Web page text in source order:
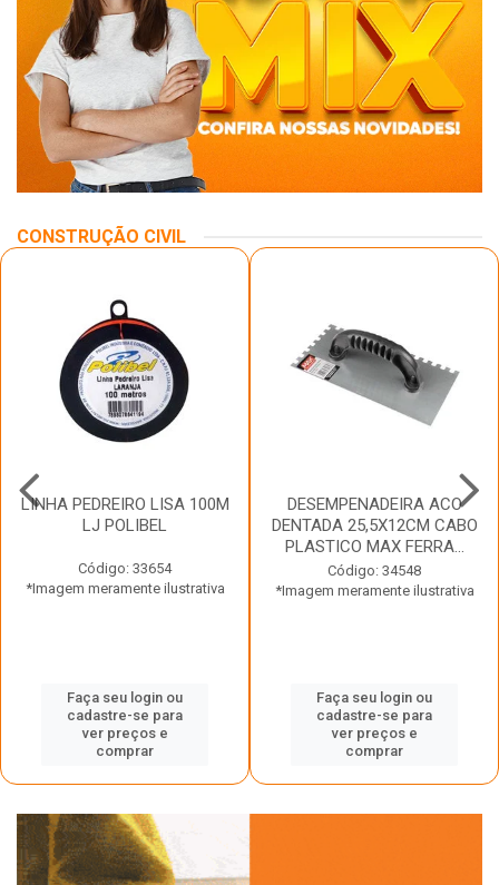
CONSTRUÇÃO CIVIL
LINHA PEDREIRO LISA 100M
LJ POLIBEL
Código: 33654
*Imagem meramente ilustrativa
Faça seu login ou
cadastre-se para
ver preços e
comprar
DESEMPENADEIRA ACO
DENTADA 25,5X12CM CABO
PLASTICO MAX FERRA...
Código: 34548
*Imagem meramente ilustrativa
Faça seu login ou
cadastre-se para
ver preços e
comprar